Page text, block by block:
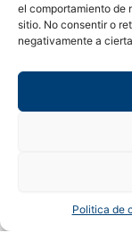
el comportamiento de
sitio. No consentir o
negativamente a
Politica de